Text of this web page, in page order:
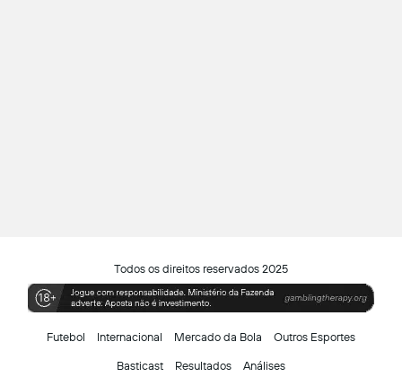
Todos os direitos reservados 2025
Futebol Internacional Mercado da Bola Outros Esportes
Basticast Resultados Análises